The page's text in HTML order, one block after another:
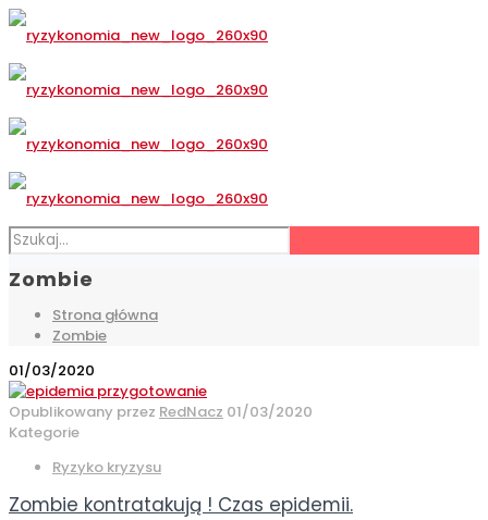
Zombie
Strona główna
Zombie
01/03/2020
Opublikowany przez RedNacz 01/03/2020
Kategorie
Ryzyko kryzysu
Zombie kontratakują ! Czas epidemii.